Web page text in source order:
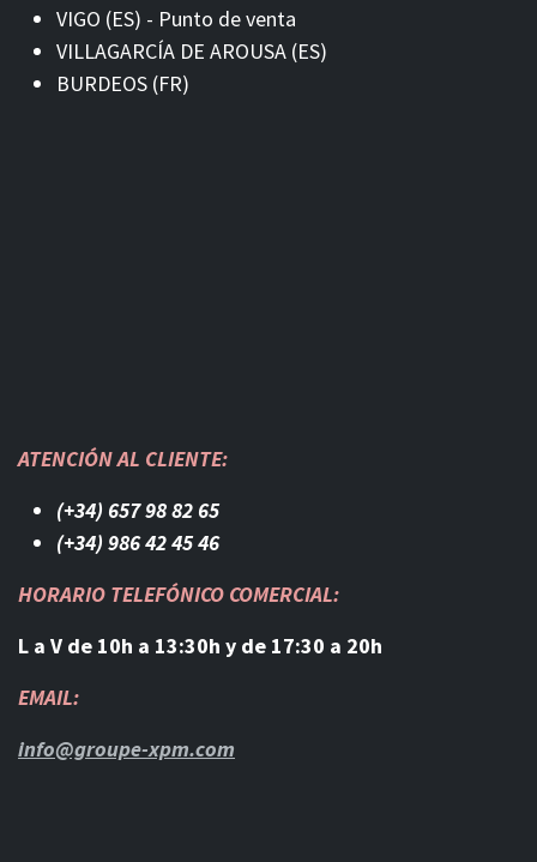
VIGO (ES) - Punto de venta
VILLAGARCÍA DE AROUSA (ES)
BURDEOS (FR)
ATENCIÓN AL CLIENTE:
(+34) 657 98 82 65
(+34) 986 42 45 46​
HORARIO TELEFÓNICO COMERCIAL:
L a V de 10h a 13:30h y de 17:30 a 20h
EMAIL:
info@groupe-xpm.com